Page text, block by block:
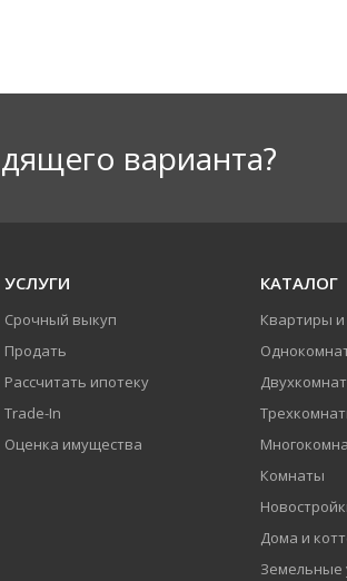
варианта?
УСЛУГИ
Срочный выкуп
Продать
Рассчитать ипотеку
Trade-In
Оценка имущества
КАТАЛОГ
Квартиры
Комнаты
Дома и
Земельные